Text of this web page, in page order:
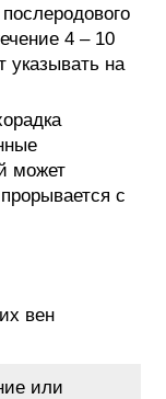
4 – 10
указывать на
может
с
вен
или